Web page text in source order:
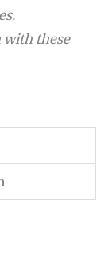
with these